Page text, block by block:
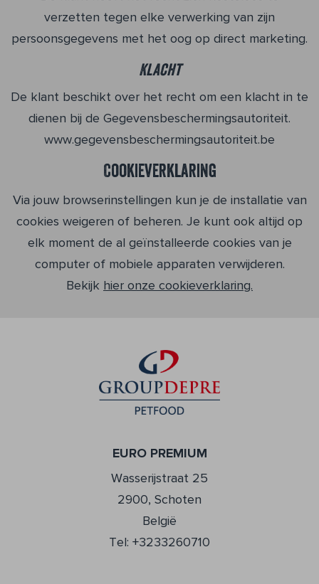
verzetten tegen elke verwerking van zijn
persoonsgegevens met het oog op direct marketing.
Klacht
De klant beschikt over het recht om een klacht in te
dienen bij de Gegevensbeschermingsautoriteit.
www.gegevensbeschermingsautoriteit.be
Cookieverklaring
Via jouw browserinstellingen kun je de installatie van
cookies weigeren of beheren. Je kunt ook altijd op
elk moment de al geïnstalleerde cookies van je
computer of mobiele apparaten verwijderen.
Bekijk hier onze cookieverklaring.
EURO PREMIUM
Wasserijstraat 25
2900, Schoten
België
Tel: +3233260710